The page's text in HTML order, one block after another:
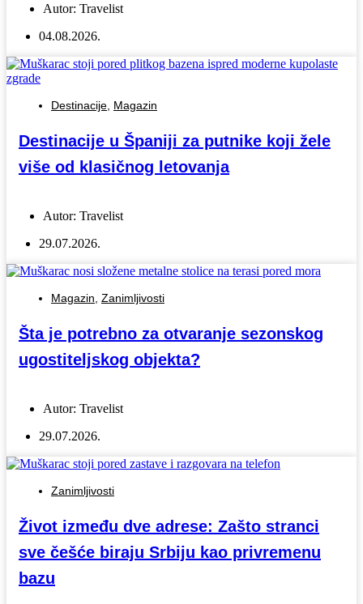
Autor: Travelist
04.08.2026.
Destinacije Magazin
Destinacije u Španiji za putnike koji žele
više od klasičnog letovanja
Autor: Travelist
29.07.2026.
Magazin Zanimljivosti
Šta je potrebno za otvaranje sezonskog
ugostiteljskog objekta?
Autor: Travelist
29.07.2026.
Zanimljivosti
Život između dve adrese: Zašto stranci
sve češće biraju Srbiju kao privremenu
bazu